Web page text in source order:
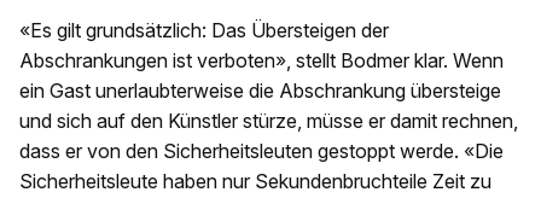
«Es gilt grundsätzlich: Das Übersteigen der
Abschrankungen ist verboten», stellt Bodmer klar. Wenn
ein Gast unerlaubterweise die Abschrankung übersteige
und sich auf den Künstler stürze, müsse er damit rechnen,
dass er von den Sicherheitsleuten gestoppt werde. «Die
Sicherheitsleute haben nur Sekundenbruchteile Zeit zu